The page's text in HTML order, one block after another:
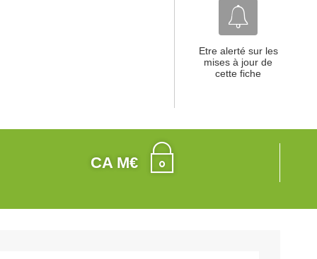
Etre alerté sur les
mises à jour de
cette fiche
CA M€